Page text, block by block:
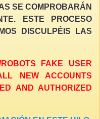
SE COMPROBARÁN
ESTE PROCESO
DISCULPÉIS LAS
FAKE USER
NEW ACCOUNTS
AND AUTHORIZED